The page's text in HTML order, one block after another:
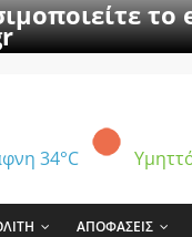
34°C
ΑΠΟΦΑΣΕΙΣ